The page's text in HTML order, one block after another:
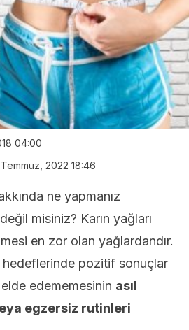
04:00
2022 18:46
ne yapmanız
misiniz? Karın yağları
en zor olan yağlardandır.
hedeflerinde pozitif sonuçlar
edememesinin asıl
egzersiz rutinleri